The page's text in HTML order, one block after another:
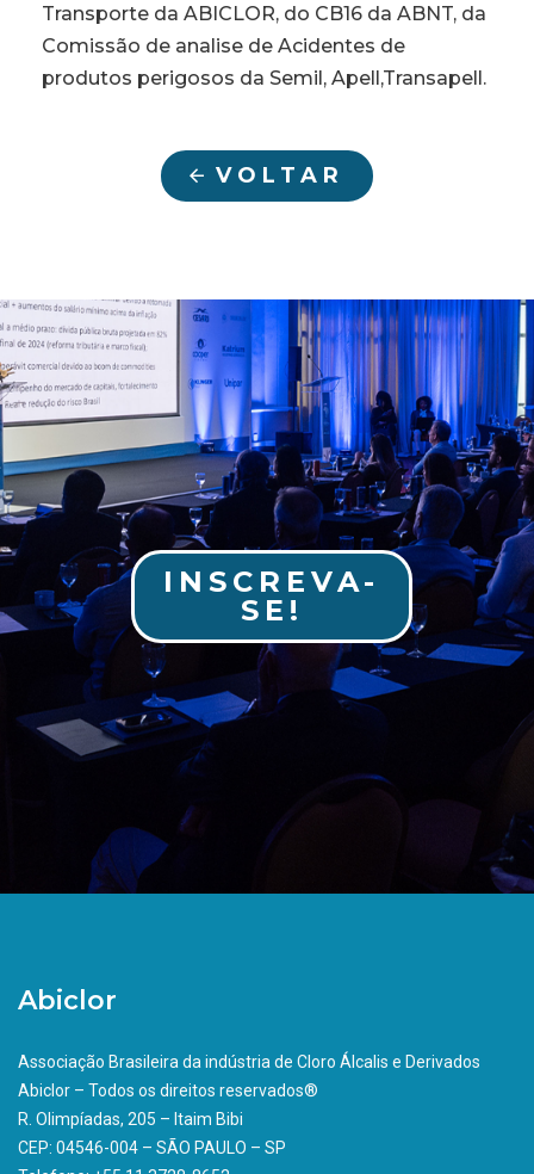
Transporte da ABICLOR, do CB16 da ABNT, da
Comissão de analise de Acidentes de
produtos perigosos da Semil, Apell,Transapell.
VOLTAR
INSCREVA-
SE!
Abiclor
Associação Brasileira da indústria de Cloro Álcalis e Derivados
Abiclor – Todos os direitos reservados®
R. Olimpíadas, 205 – Itaim Bibi
CEP: 04546-004 – SÃO PAULO – SP